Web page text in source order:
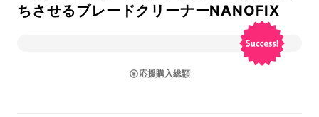
ちさせるブレードクリーナーNANOFIX
応援購入総額